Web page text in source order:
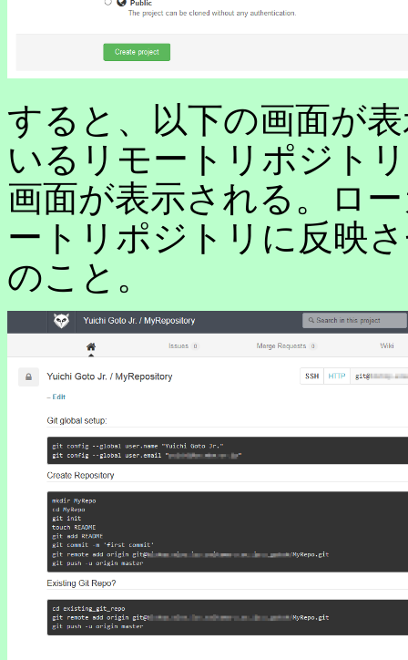
すると、以下の画面が
いるリモートリポジト
画面が表示される。ロ
ートリポジトリに反映
のこと。